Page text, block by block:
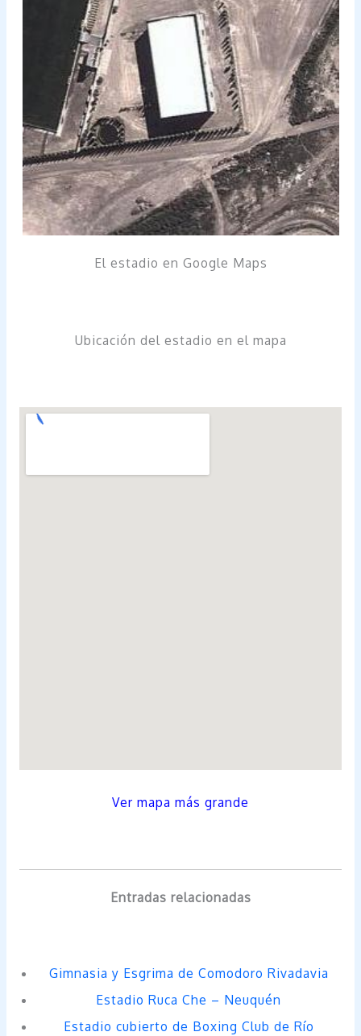
El estadio en Google Maps
Ubicación del estadio en el mapa
Ver mapa más grande
Entradas relacionadas
Gimnasia y Esgrima de Comodoro Rivadavia
Estadio Ruca Che – Neuquén
Estadio cubierto de Boxing Club de Río